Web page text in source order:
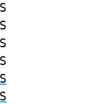
S
S